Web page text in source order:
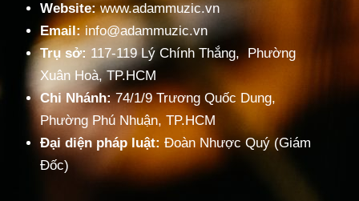
Website:www.adammuzic.vn
Email:info@adammuzic.vn
Trụ sở: 117-119 Lý Chính Thắng, Phường
Xuân Hoà, TP.HCM
Chi Nhánh:74/1/9 Trương Quốc Dung,
Phường Phú Nhuận, TP.HCM
Đại diện pháp luật: Đoàn Nhược Quý (Giám
Đốc)